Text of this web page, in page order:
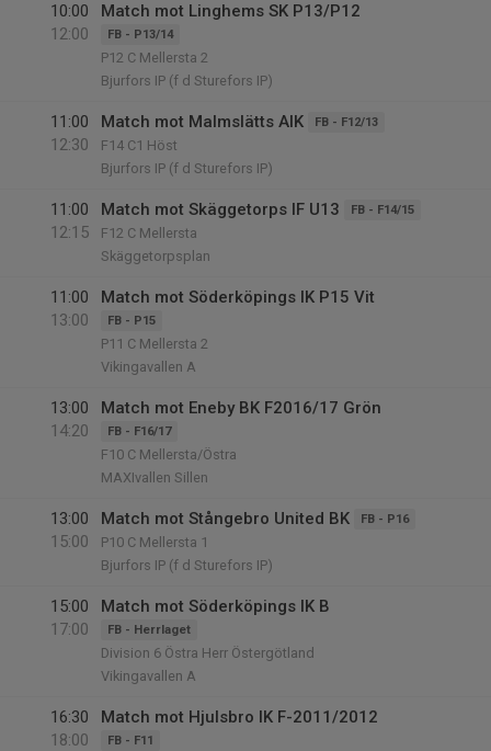
10:00
12:00
Match mot Linghems SK P13/P12
FB - P13/14
P12 C Mellersta 2
Bjurfors IP (f d Sturefors IP)
11:00
12:30
Match mot Malmslätts AIK FB - F12/13
F14 C1 Höst
Bjurfors IP (f d Sturefors IP)
11:00
12:15
Match mot Skäggetorps IF U13 FB - F14/15
F12 C Mellersta
Skäggetorpsplan
11:00
13:00
Match mot Söderköpings IK P15 Vit
FB - P15
P11 C Mellersta 2
Vikingavallen A
13:00
14:20
Match mot Eneby BK F2016/17 Grön
FB - F16/17
F10 C Mellersta/Östra
MAXIvallen Sillen
13:00
15:00
Match mot Stångebro United BK FB - P16
P10 C Mellersta 1
Bjurfors IP (f d Sturefors IP)
15:00
17:00
Match mot Söderköpings IK B
FB - Herrlaget
Division 6 Östra Herr Östergötland
Vikingavallen A
16:30
18:00
Match mot Hjulsbro IK F-2011/2012
FB - F11